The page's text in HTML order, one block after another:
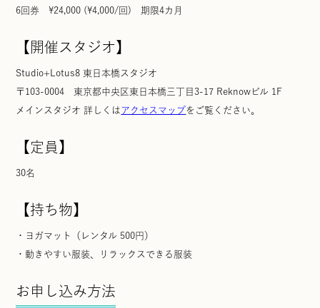
6回券 ¥24,000 (¥4,000/回) 期限4カ月
【開催スタジオ】
Studio+Lotus8 東日本橋スタジオ
〒103-0004 東京都中央区東日本橋三丁目3-17 Reknowビル 1F
メインスタジオ 詳しくはアクセスマップをご覧ください。
【定員】
30名
【持ち物】
・ヨガマット（レンタル 500円）
・動きやすい服装、リラックスできる服装
お申し込み方法